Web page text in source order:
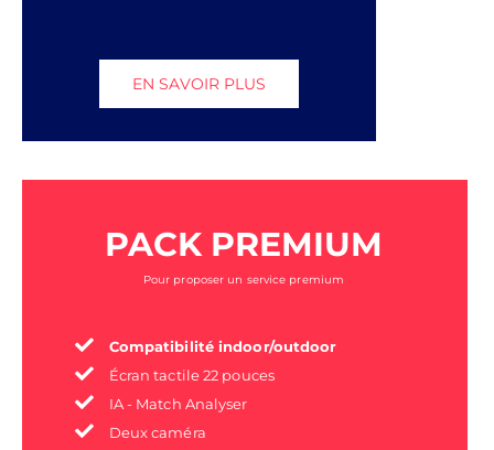
EN SAVOIR PLUS
PACK PREMIUM
Pour proposer un service premium
Compatibilité indoor/outdoor
Écran tactile 22 pouces
IA - Match Analyser
Deux caméra